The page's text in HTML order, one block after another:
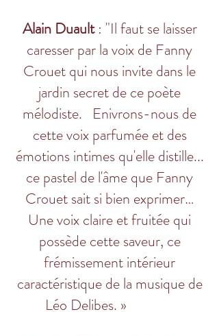
Alain Duault: "Il faut se laisser
caresser par la voix de Fanny
Crouet qui nous invite dans le
jardin secret de ce poète
mélodiste. Enivrons-nous de
cette voix parfumée et des
émotions intimes qu'elle distille...
ce pastel de l'âme que Fanny
Crouet sait si bien exprimer…
Une voix claire et fruitée qui
possède cette saveur, ce
frémissement intérieur
caractéristique de la musique de
Léo Delibes. »